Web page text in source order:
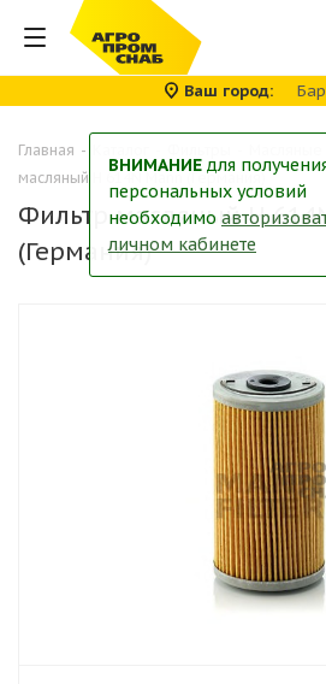
Ваш город
Главная -
масляный H 614N Mann (Германия)
Фильтр масляный H
(Германия)
ВНИМАНИЕ для
персональных условий
необходимо
личном кабинете